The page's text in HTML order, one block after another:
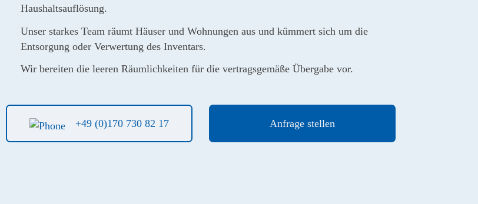
Haushaltsauflösung.
Unser starkes Team räumt Häuser und Wohnungen aus und kümmert sich um die
Entsorgung oder Verwertung des Inventars.
Wir bereiten die leeren Räumlichkeiten für die vertragsgemäße Übergabe vor.
+49 (0)170 730 82 17 Anfrage stellen